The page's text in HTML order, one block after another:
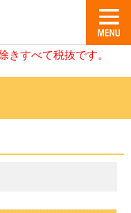
すべて税抜です。